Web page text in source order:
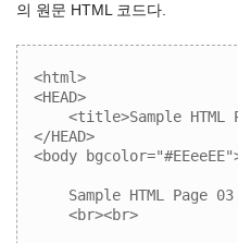
의 원문 HTML 코드다.
<html>
<HEAD>
<title>Sample HTML
</HEAD>
<body
Sample HTML Page 03
    <br><br>